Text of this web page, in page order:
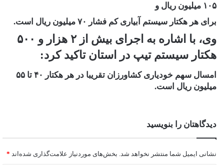
۱۰۵ میلیون ریال و
برای هر هکتار سیستم آبیاری کم فشار ۷۰ میلیون ریال است.
وی، با اشاره به اجرای بیش از ۲ هزار و ۵۰۰
هکتار سیستم تیپ در استان تاکید کرد:
امسال سهم خودیاری کشاورزان تقریبا در هر هکتار ۴۰ تا ۵۵
میلیون ریال است.
دیدگاهتان را بنویسید
نشانی ایمیل شما منتشر نخواهد شد. بخش‌های موردنیاز علامت‌گذاری شده‌اند *